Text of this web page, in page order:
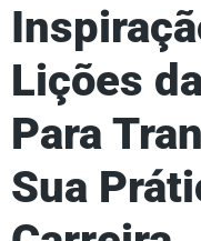
Lições
Para
Sua